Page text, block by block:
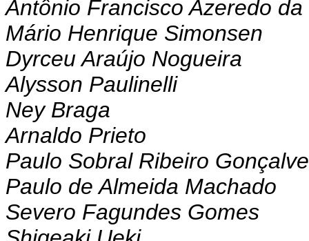
Antônio Francisco Azeredo da
Mário Henrique Simonsen
Dyrceu Araújo Nogueira
Alysson Paulinelli
Ney Braga
Arnaldo Prieto
Paulo Sobral Ribeiro
Paulo de Almeida Machado
Severo Fagundes Gomes